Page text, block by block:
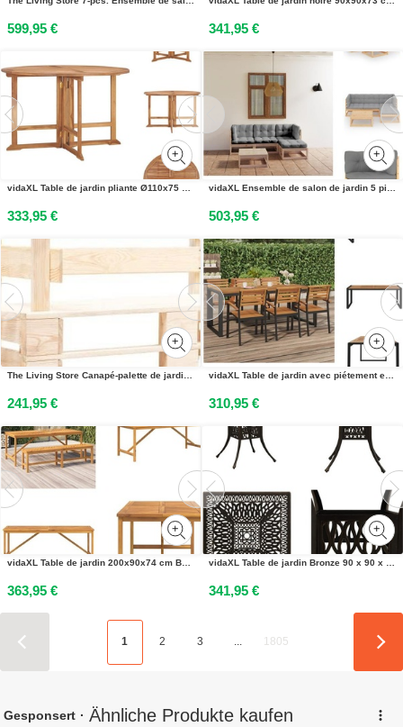
599,95 € 341,95 €
vidaXL Table de jardin pliante Ø110x75 cm bois massif teck - Tables de jardin
333,95 €
vidaXL Ensemble de salon de jardin 5 pièces avec coussins pin massif - Ensembles de meubles de jardin
503,95 €
The Living Store Canapé-palette de jardin 2 places en bois naturel
241,95 €
vidaXL Table de jardin avec piétement en U 200x90x75 cm Acacia massif - Tables de jardin
310,95 €
vidaXL Table de jardin 200x90x74 cm Bois massif Acacia - Table de jardin - Tables de jardin - Table - Table de jardin
363,95 €
vidaXL Table de jardin Bronze 90 x 90 x 73 cm en fonte daluminium - Table de jardin - Tables de jardin - Table - Tables
341,95 €
1 2 3 ... 1805